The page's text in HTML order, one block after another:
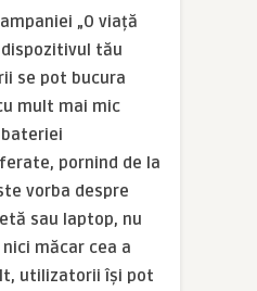
„O viață
tău
se pot bucura
mult mai mic
pornind de la
vorba despre
sau laptop, nu
măcar cea a
utilizatorii își pot